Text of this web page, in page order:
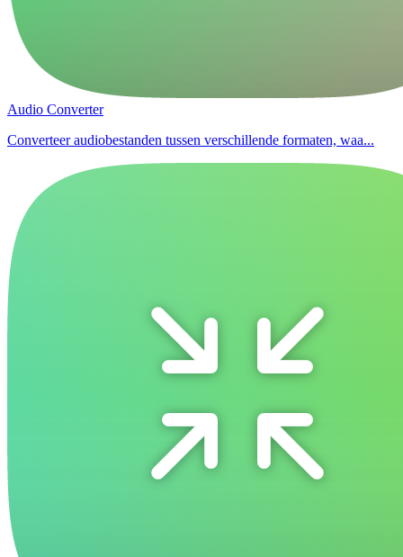
Audio Converter
Converteer audiobestanden tussen verschillende formaten, waa...